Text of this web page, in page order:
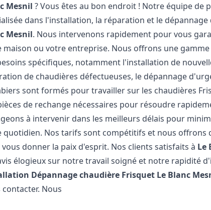
Mesnil ? Vous êtes au bon endroit ! Notre équipe de
dans l'installation, la réparation et le dépannage
Mesnil. Nous intervenons rapidement pour vous
maison ou votre entreprise. Nous offrons une
spécifiques, notamment l'installation de
de chaudières défectueuses, le dépannage
sont formés pour travailler sur les chaudières
de rechange nécessaires pour résoudre
à intervenir dans les meilleurs délais pour
quotidien. Nos tarifs sont compétitifs et nous offrons
donner la paix d'esprit. Nos clients satisfaits à Le
élogieux sur notre travail soigné et notre rapidité
Dépannage chaudière Frisquet Le Blanc
contacter. Nous